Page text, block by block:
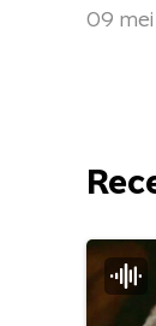
09